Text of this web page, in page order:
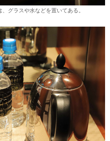
グラスや水などを置いてある。